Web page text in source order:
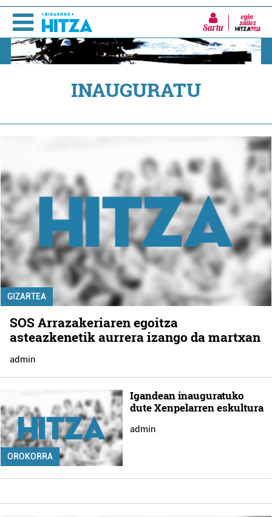
Sartu
INAUGURATU
GIZARTEA
SOS Arrazakeriaren egoitza
asteazkenetik aurrera izango da martxan
admin
OROKORRA
Igandean inauguratuko
dute Xenpelarren eskultura
admin